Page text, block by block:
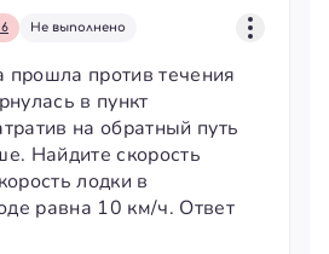
Не выполнено
прошла против течения
в пункт
на обратный путь
Найдите скорость
лодки в
равна 10 км/ч. Ответ